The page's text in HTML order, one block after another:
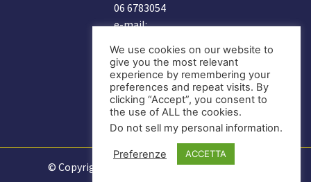
06 6783054
e-mail:
indirizzo Antim:
antim2006@libero.it
DIVENTA
SOCIO
© Copyright 2025 Antim | Informativa Privacy
We use cookies on our website to
give you the most relevant
experience by remembering your
preferences and repeat visits. By
clicking “Accept”, you consent to
the use of ALL the cookies.
Do not sell my personal information.
Preferenze ACCETTA